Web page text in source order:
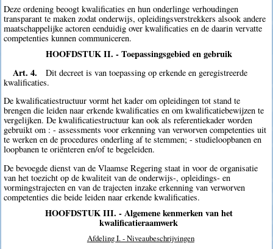
Deze ordening beoogt kwalificaties en hun onderlinge verhoudingen
transparant te maken zodat onderwijs, opleidingsverstrekkers alsook andere
maatschappelijke actoren eenduidig over kwalificaties en de daarin vervatte
competenties kunnen communiceren.
HOOFDSTUK II. - Toepassingsgebied en gebruik
Art. 4.
Dit decreet is van toepassing op erkende en geregistreerde
kwalificaties.
De kwalificatiestructuur vormt het kader om opleidingen tot stand te
brengen die leiden naar erkende kwalificaties en om kwalificatiebewijzen te
vergelijken. De kwalificatiestructuur kan ook als referentiekader worden
gebruikt om : - assessments voor erkenning van verworven competenties uit
te werken en de procedures onderling af te stemmen; - studieloopbanen en
loopbanen te oriënteren en/of te begeleiden.
De bevoegde dienst van de Vlaamse Regering staat in voor de organisatie
van het toezicht op de kwaliteit van de onderwijs-, opleidings- en
vormingstrajecten en van de trajecten inzake erkenning van verworven
competenties die beide leiden naar erkende kwalificaties.
HOOFDSTUK III. - Algemene kenmerken van het
kwalificatieraamwerk
Afdeling I. - Niveaubeschrijvingen